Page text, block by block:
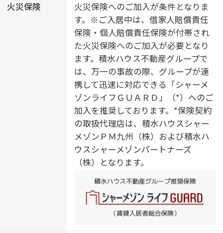
火災保険
火災保険へのご加入が条件となりま
す。※ご入居中は、借家人賠償責任
保険・個人賠償責任保険が付帯され
た火災保険へのご加入が必要となり
ます。積水ハウス不動産グループで
は、万一の事故の際、グループが連
携して迅速に対応できる「シャーメ
ゾンライフＧＵＡＲＤ」（*）へのご
加入を推奨しております。*保険契約
の取扱代理店は、積水ハウスシャー
メゾンＰＭ九州（株）および積水ハ
ウスシャーメゾンパートナーズ
（株）となります。